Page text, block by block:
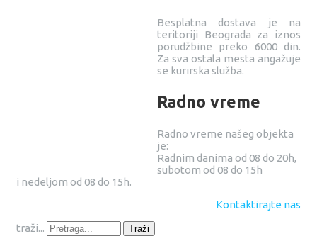
Besplatna dostava je na
teritoriji Beograda za iznos
porudžbine preko 6000 din.
Za sva ostala mesta angažuje
se kurirska služba.
Radno vreme
Radno vreme našeg objekta
je:
Radnim danima od 08 do 20h,
subotom od 08 do 15h
i nedeljom od 08 do 15h.
Kontaktirajte nas
traži...
Traži